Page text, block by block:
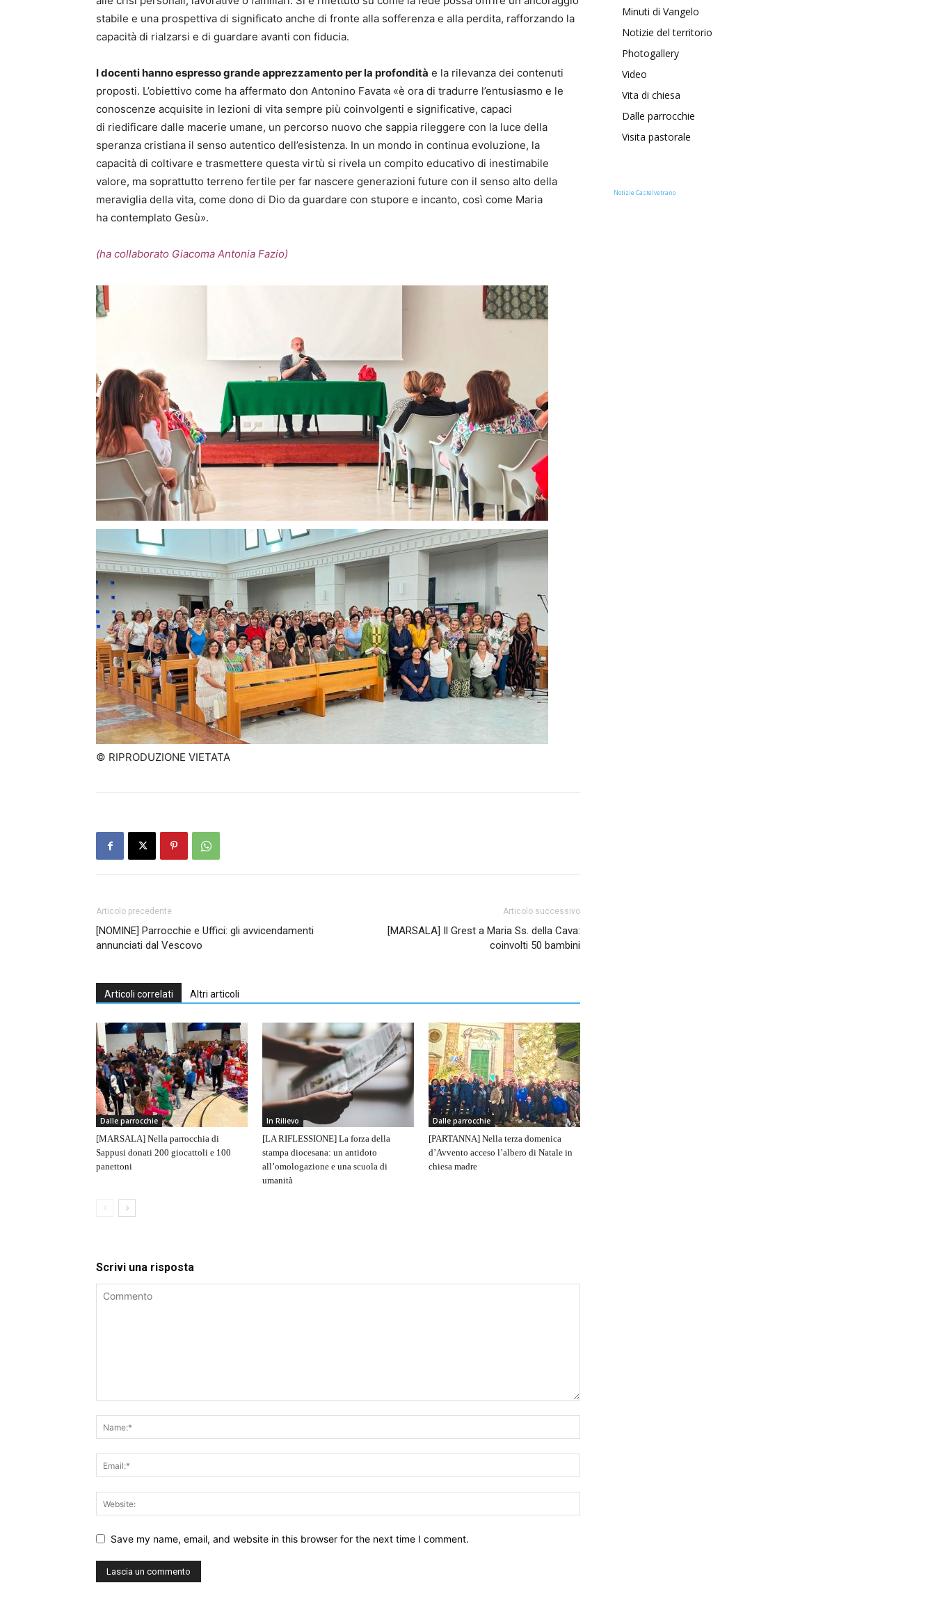
stabile e una prospettiva di significato anche di fronte alla sofferenza e alla perdita, rafforzando la
capacità di rialzarsi e di guardare avanti con fiducia.
I docenti hanno espresso grande apprezzamento per la profondità e la rilevanza dei contenuti
proposti. L’obiettivo come ha affermato don Antonino Favata «è ora di tradurre l’entusiasmo e le
conoscenze acquisite in lezioni di vita sempre più coinvolgenti e significative, capaci
di riedificare dalle macerie umane, un percorso nuovo che sappia rileggere con la luce della
speranza cristiana il senso autentico dell’esistenza. In un mondo in continua evoluzione, la
capacità di coltivare e trasmettere questa virtù si rivela un compito educativo di inestimabile
valore, ma soprattutto terreno fertile per far nascere generazioni future con il senso alto della
meraviglia della vita, come dono di Dio da guardare con stupore e incanto, così come Maria
ha contemplato Gesù».
(ha collaborato Giacoma Antonia Fazio)
© RIPRODUZIONE VIETATA
Articolo precedente
[NOMINE] Parrocchie e Uffici: gli avvicendamenti
annunciati dal Vescovo
Articolo successivo
[MARSALA] Il Grest a Maria Ss. della Cava:
coinvolti 50 bambini
Articoli correlati Altri articoli
Dalle parrocchie
[MARSALA] Nella parrocchia di
Sappusi donati 200 giocattoli e 100
panettoni
In Rilievo
[LA RIFLESSIONE] La forza della
stampa diocesana: un antidoto
all’omologazione e una scuola di
umanità
Dalle parrocchie
[PARTANNA] Nella terza domenica
d’Avvento acceso l’albero di Natale in
chiesa madre
Scrivi una risposta
Save my name, email, and website in this browser for the next time I comment.
Minuti di Vangelo
Notizie del territorio
Photogallery
Video
Vita di chiesa
Dalle parrocchie
Visita pastorale
Notizie Castelvetrano